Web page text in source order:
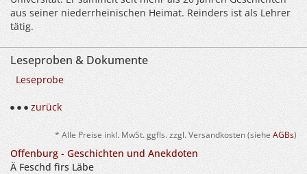
aus seiner niederrheinischen Heimat. Reinders ist als Lehrer
tätig.
Leseproben & Dokumente
Leseprobe
zurück
* Alle Preise inkl. MwSt. ggfls. zzgl. Versandkosten (siehe AGBs)
Offenburg - Geschichten und Anekdoten
Ä Feschd firs Läbe